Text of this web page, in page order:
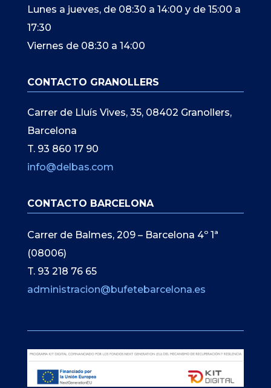
Lunes a jueves, de 08:30 a 14:00 y de 15:00 a
17:30
Viernes de 08:30 a 14:00
CONTACTO GRANOLLERS
Carrer de Lluís Vives, 35, 08402 Granollers,
Barcelona
T. 93 860 17 90
info@delbas.com
CONTACTO BARCELONA
Carrer de Balmes, 209 – Barcelona 4º 1ª
(08006)
T. 93 218 76 65
administracion@bufetebarcelona.es